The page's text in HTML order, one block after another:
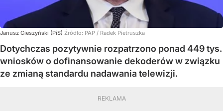
Janusz Cieszyński (PiS) Źródło: PAP / Radek Pietruszka
Dotychczas pozytywnie rozpatrzono ponad 449 tys.
wniosków o dofinansowanie dekoderów w związku
ze zmianą standardu nadawania telewizji.